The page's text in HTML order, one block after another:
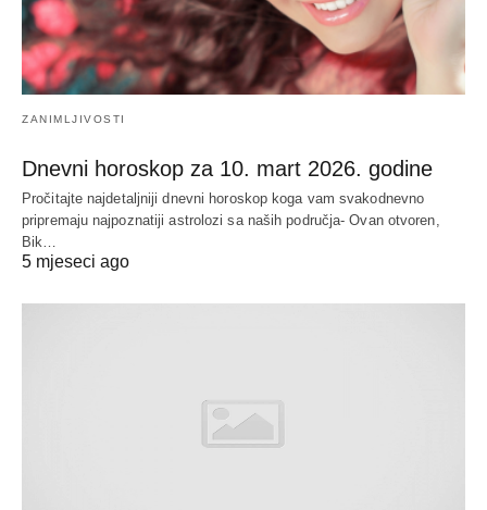
ZANIMLJIVOSTI
Dnevni horoskop za 10. mart 2026. godine
Pročitajte najdetaljniji dnevni horoskop koga vam svakodnevno
pripremaju najpoznatiji astrolozi sa naših područja- Ovan otvoren,
Bik…
5 mjeseci ago